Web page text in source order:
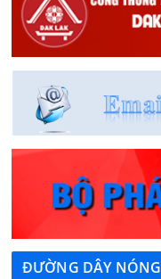
ĐƯỜNG DÂY NÓNG